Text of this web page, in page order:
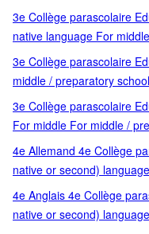
school education German
3e Collège parascolaire
native language For
education Français 3e
school education
3e Collège parascolaire
middle / preparatory
preparatory school
3e Collège parascolaire
For middle For middle /
Mathématiques 3e
4e Allemand 4e Collège
native or second)
school education German
4e Anglais 4e Collège
native or second)